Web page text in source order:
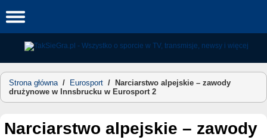
to
Strona główna/ Eurosport /
Narciarstwo alpejskie – zawody
drużynowe w Innsbrucku w Eurosport 2
Narciarstwo alpejskie – zawody